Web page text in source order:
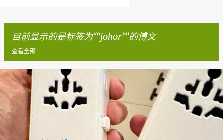
目前显示的是标签为“ johor ”的博文
查看全部
博
文